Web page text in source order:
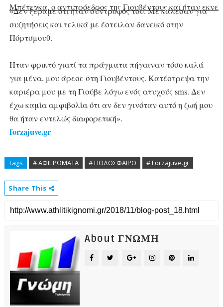
Μπέτεγκα, ο αντιπρόεδρος της Γιουβέντους και ήταν
«Δεν ξέραμε ότι ήταν σύντροφός του. Με κάλεσαν για
συζητήσεις και τελικά με έστειλαν δανεικό στην
Πόρτσμουθ.
Ηταν φρικτό γιατί τα πράγματα πήγαιναν τόσο καλά
για μένα, μου άρεσε στη Γιουβέντους. Κατέστρεψα την
καριέρα μου με τη Γιούβε λόγω ενός ατυχούς sms. Δεν
έχω καμία αμφιβολία ότι αν δεν γινόταν αυτό η ζωή μου
θα ήταν εντελώς διαφορετική».
forzajuve.gr
Tags # ΑΦΙΕΡΩΜΑΤΑ # ΠΟΔΟΣΦΑΙΡΟ # Forzajuve.gr
Share This
About ΓΝΩΜΗ